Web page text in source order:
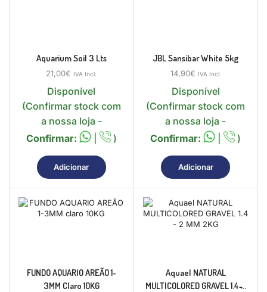
Aquarium Soil 3 Lts
21,00€ IVA Incl.
Disponível
(Confirmar stock com
a nossa loja -
Confirmar:
| )
Adicionar
JBL Sansibar White 5kg
14,90€ IVA Incl.
Disponível
(Confirmar stock com
a nossa loja -
Confirmar:
| )
Adicionar
FUNDO AQUARIO AREÃO 1-
3MM Claro 10KG
Aquael NATURAL
MULTICOLORED GRAVEL 1.4 ̵...